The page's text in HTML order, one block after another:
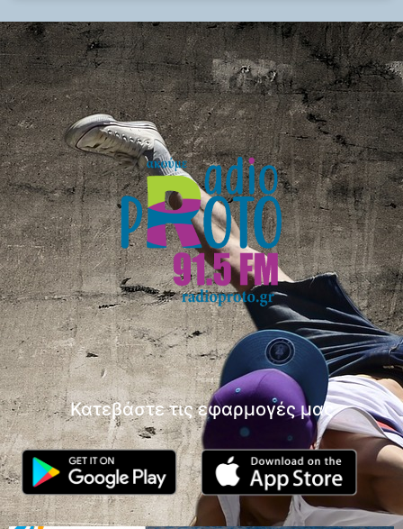
Κατεβάστε τις εφαρμογές μας